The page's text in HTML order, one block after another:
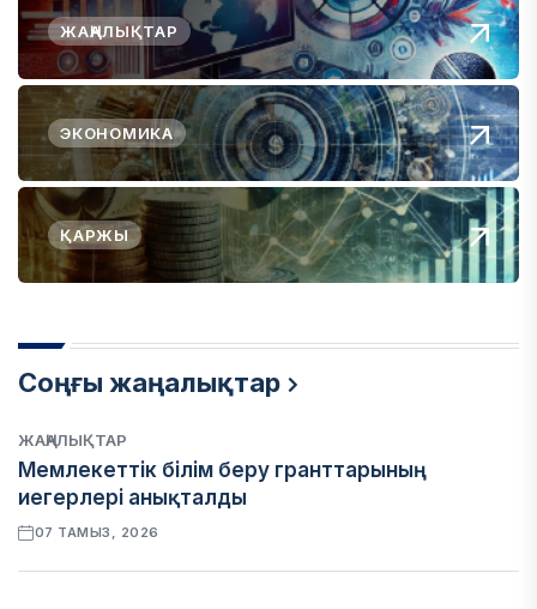
ЖАҢАЛЫҚТАР
ЭКОНОМИКА
ҚАРЖЫ
Соңғы жаңалықтар
ЖАҢАЛЫҚТАР
Мемлекеттік білім беру гранттарының
иегерлері анықталды
07 ТАМЫЗ, 2026